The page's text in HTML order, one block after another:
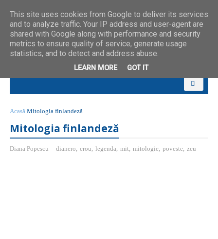
Acasă Mitologia finlandeză
Mitologia finlandeză
Diana Popescu dianero, erou, legenda, mit, mitologie, poveste, zeu
This site uses cookies from Google to deliver its services
and to analyze traffic. Your IP address and user-agent are
shared with Google along with performance and security
metrics to ensure quality of service, generate usage
statistics, and to detect and address abuse.
LEARN MORE GOT IT